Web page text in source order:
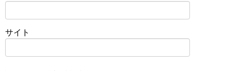
サイト